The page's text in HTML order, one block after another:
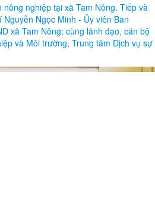
nghiệp tại xã Tam Nông. Tiếp và
Ngọc Minh - Ủy viên Ban
xã Tam Nông; cùng lãnh đạo, cán bộ
và Môi trường, Trung tâm Dịch vụ sự